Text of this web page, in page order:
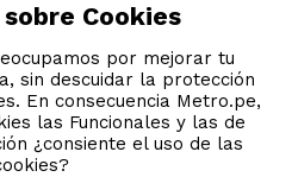
Cookies
por mejorar tu
sin descuidar la protección
En consecuencia Metro.pe,
las Funcionales y las de
¿consiente el uso de las